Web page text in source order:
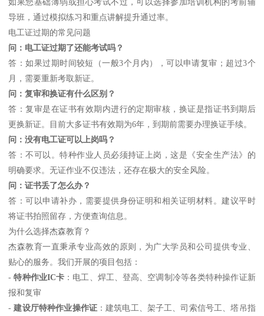
如果您基础薄弱或担心考试不过，可以选择参加培训机构的考前辅
导班，通过模拟练习和重点讲解提升通过率。
电工证过期的常见问题
问：电工证过期了还能考试吗？
答：如果过期时间较短（一般3个月内），可以申请复审；超过3个
月，需要重新考取新证。
问：复审和换证有什么区别？
答：复审是在证书有效期内进行的定期审核，换证是指证书到期后
更换新证。目前大多证书有效期为6年，到期前需要办理换证手续。
问：没有电工证可以上岗吗？
答：不可以。特种作业人员必须持证上岗，这是《安全生产法》的
明确要求。无证作业不仅违法，还存在极大的安全风险。
问：证书丢了怎么办？
答：可以申请补办，需要提供身份证明和相关证明材料。建议平时
将证书拍照留存，方便查询信息。
为什么选择杰森教育？
杰森教育一直秉承专业高效的原则，为广大学员和公司提供专业、
贴心的服务。我们开展的项目包括：
-特种作业IC卡 ：电工、焊工、登高、空调制冷等各类特种操作证新
报和复审
-建设厅特种作业操作证：建筑电工、架子工、司索信号工、塔吊指